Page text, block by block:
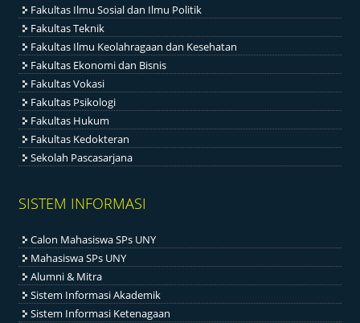
Fakultas Ilmu Sosial dan Ilmu Politik
Fakultas Teknik
Fakultas Ilmu Keolahragaan dan Kesehatan
Fakultas Ekonomi dan Bisnis
Fakultas Vokasi
Fakultas Psikologi
Fakultas Hukum
Fakultas Kedokteran
Sekolah Pascasarjana
SISTEM INFORMASI
Calon Mahasiswa SPs UNY
Mahasiswa SPs UNY
Alumni & Mitra
Sistem Informasi Akademik
Sistem Informasi Ketenagaan